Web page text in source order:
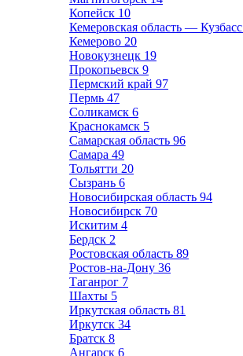
Копейск 10
Кемеровская область — Кузбасс
Кемерово 20
Новокузнецк 19
Прокопьевск 9
Пермский край 97
Пермь 47
Соликамск 6
Краснокамск 5
Самарская область 96
Самара 49
Тольятти 20
Сызрань 6
Новосибирская область 94
Новосибирск 70
Искитим 4
Бердск 2
Ростовская область 89
Ростов-на-Дону 36
Таганрог 7
Шахты 5
Иркутская область 81
Иркутск 34
Братск 8
Ангарск 6